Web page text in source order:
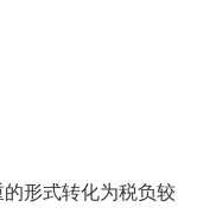
形式转化为税负较